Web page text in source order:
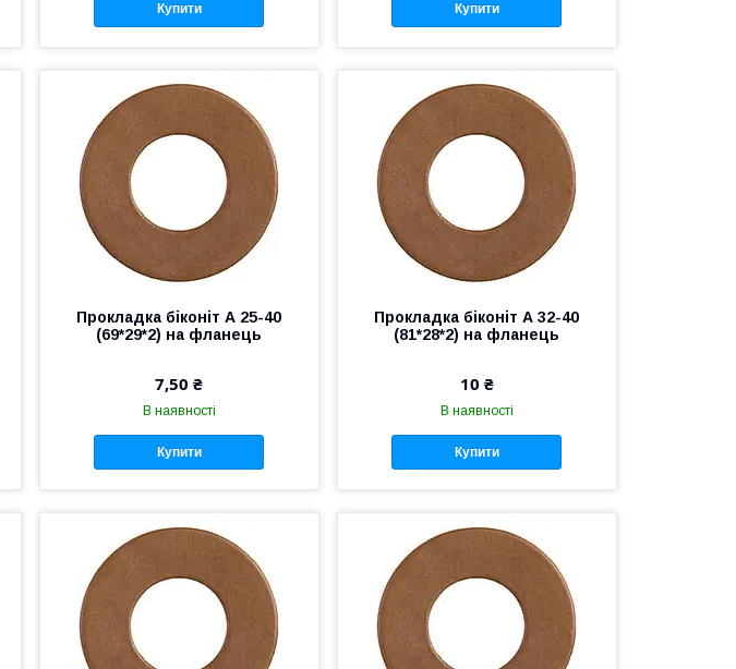
Купити Купити
Прокладка біконіт А 25-40
(69*29*2) на фланець
7,50 ₴
В наявності
Купити
Прокладка біконіт А 32-40
(81*28*2) на фланець
10 ₴
В наявності
Купити